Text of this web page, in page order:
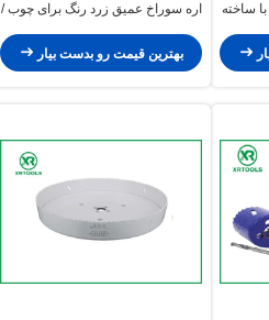
سوراخ دار کاربید HSS M42 با ساخته
اره سوراخ عمیق زرد رنگ برای چوب /
بهترین قیمت رو بدست بیار